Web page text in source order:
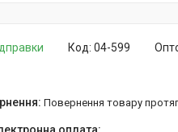
Код: 04-599
повернення товару